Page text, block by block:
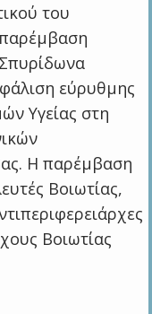
του
εύρυθμης
Υγείας στη
Η παρέμβαση
Βοιωτίας,
Βοιωτίας